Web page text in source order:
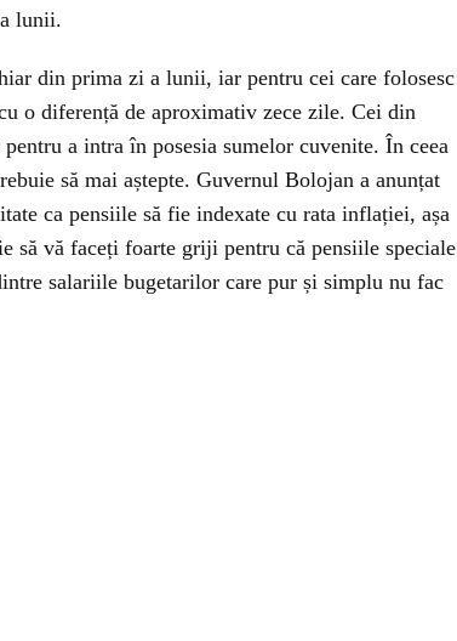
lunii.
din prima zi a lunii, iar pentru cei care folosesc
o diferență de aproximativ zece zile. Cei din
a intra în posesia sumelor cuvenite. În ceea
să mai aștepte. Guvernul Bolojan a anunțat
ca pensiile să fie indexate cu rata inflației, așa
să vă faceți foarte griji pentru că pensiile speciale
salariile bugetarilor care pur și simplu nu fac